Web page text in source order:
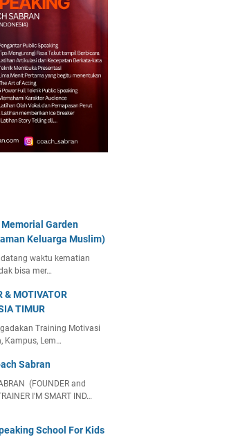
Garden
Keluarga Muslim)
waktu kematian
bisa mer…
& MOTIVATOR
TIMUR
Training Motivasi
Kampus, Lem…
Sabran
(FOUNDER and
I'M SMART IND…
School For Kids